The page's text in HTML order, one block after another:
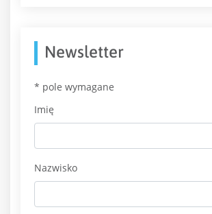
Newsletter
* pole wymagane
Imię
Nazwisko